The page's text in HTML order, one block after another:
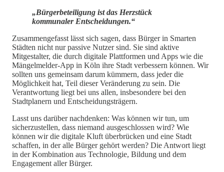
„Bürgerbeteiligung ist das Herzstück
kommunaler Entscheidungen.“
Zusammengefasst lässt sich sagen, dass Bürger in Smarten
Städten nicht nur passive Nutzer sind. Sie sind aktive
Mitgestalter, die durch digitale Plattformen und Apps wie die
Mängelmelder-App in Köln ihre Stadt verbessern können. Wir
sollten uns gemeinsam darum kümmern, dass jeder die
Möglichkeit hat, Teil dieser Veränderung zu sein. Die
Verantwortung liegt bei uns allen, insbesondere bei den
Stadtplanern und Entscheidungsträgern.
Lasst uns darüber nachdenken: Was können wir tun, um
sicherzustellen, dass niemand ausgeschlossen wird? Wie
können wir die digitale Kluft überbrücken und eine Stadt
schaffen, in der alle Bürger gehört werden? Die Antwort liegt
in der Kombination aus Technologie, Bildung und dem
Engagement aller Bürger.